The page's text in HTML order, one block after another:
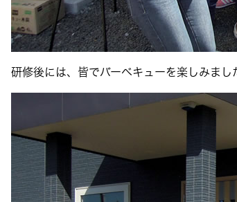
研修後には、皆でバーベキューを楽しみまし